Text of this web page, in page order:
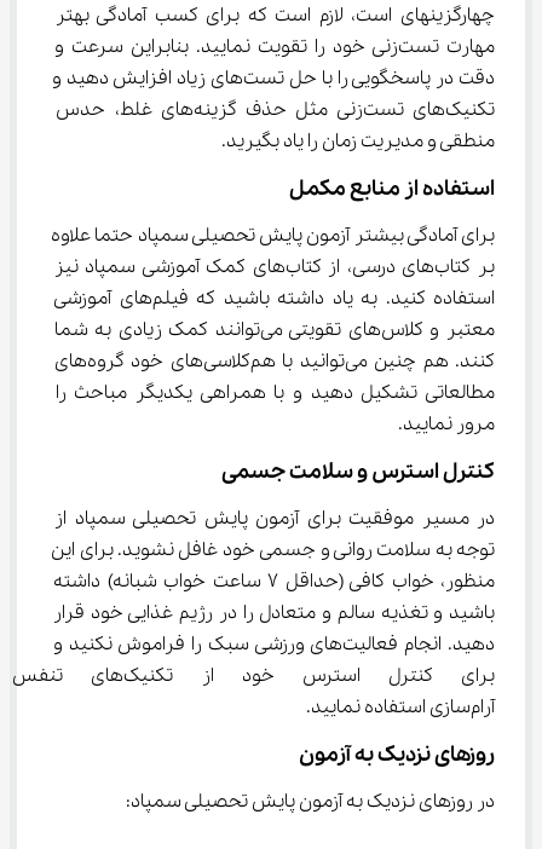
چهارگزینه‎ای است، لازم است که برای کسب آمادگی بهتر
مهارت تست‌زنی خود را تقویت نمایید. بنابراین سرعت و
دقت در پاسخگویی را با حل تست‌های زیاد افزایش دهید و
تکنیک‌های تست‌زنی مثل حذف گزینه‌های غلط، حدس
منطقی و مدیریت زمان را یاد بگیرید.
استفاده از منابع مکمل
برای آمادگی بیشتر آزمون پایش تحصیلی سمپاد حتما علاوه
بر کتاب‌های درسی، از کتاب‌های کمک آموزشی سمپاد نیز
استفاده کنید. به یاد داشته باشید که فیلم‌های آموزشی
معتبر و کلاس‌های تقویتی می‌توانند کمک زیادی به شما
کنند. هم چنین می‌توانید با هم‌کلاسی‌های خود گروه‌های
مطالعاتی تشکیل دهید و با همراهی یکدیگر مباحث را
مرور نمایید.
کنترل استرس و سلامت جسمی
در مسیر موفقیت برای آزمون پایش تحصیلی سمپاد از
توجه به سلامت روانی و جسمی خود غافل نشوید. برای این
منظور، خواب کافی (حداقل 7 ساعت خواب شبانه) داشته
باشید و تغذیه سالم و متعادل را در رژیم غذایی خود قرار
دهید. انجام فعالیت‌های ورزشی سبک را فراموش نکنید و
برای کنترل استرس خود
آرام‌سازی استفاده نمایید.
روزهای نزدیک به آزمون
در روزهای نزدیک به آزمون پایش تحصیلی سمپاد: